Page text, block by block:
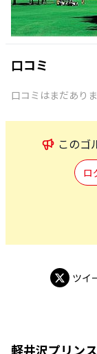
口コミ
口コミはまだあり
このゴ
ロ
ツイ
軽井沢プリン